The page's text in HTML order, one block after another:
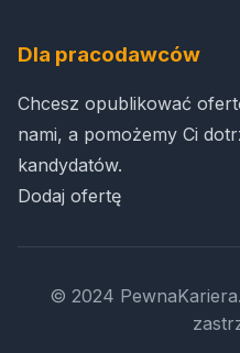
Dla pracodawców
Chcesz opublikować
nami, a pomożemy Ci
kandydatów.
Dodaj ofertę
© 2024